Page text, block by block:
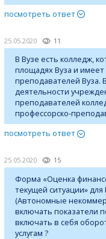
посмотреть ответ
25.05.2020 11
В Вузе есть колледж,
площадях Вуза и
преподавателей Вуза.
деятельности
преподавателей
профессорско-
посмотреть ответ
25.05.2020 15
Форма «Оценка
текущей ситуации»
(Автономные
включать показатели
включать в себя
услугам ?